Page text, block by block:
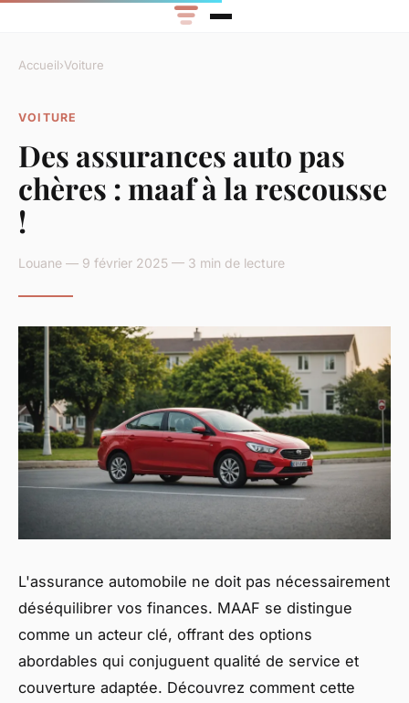
Accueil›Voiture
VOITURE
Des assurances auto pas
chères : maaf à la rescousse
!
Louane — 9 février 2025 — 3 min de lecture
L'assurance automobile ne doit pas nécessairement
déséquilibrer vos finances. MAAF se distingue
comme un acteur clé, offrant des options
abordables qui conjuguent qualité de service et
couverture adaptée. Découvrez comment cette